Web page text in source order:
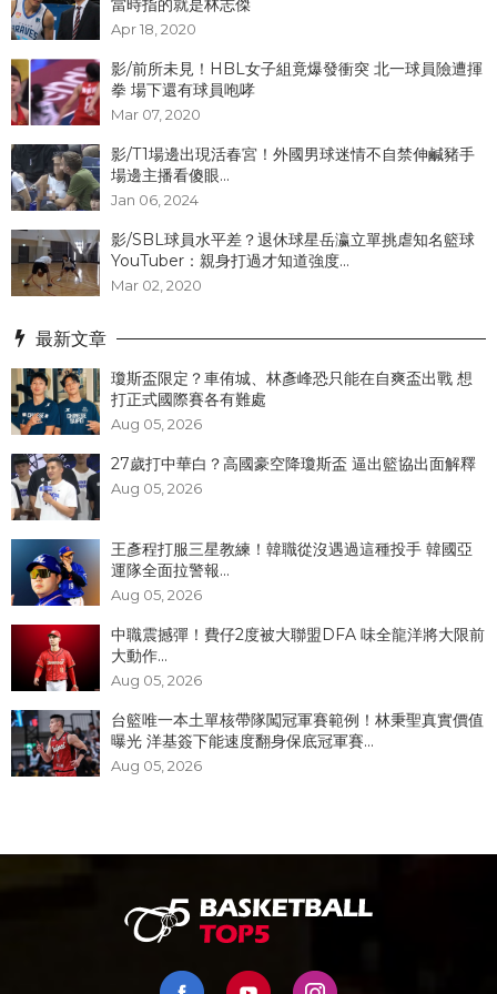
當時指的就是林志傑
Apr 18, 2020
影/前所未見！HBL女子組竟爆發衝突 北一球員險遭揮
拳 場下還有球員咆哮
Mar 07, 2020
影/T1場邊出現活春宮！外國男球迷情不自禁伸鹹豬手
場邊主播看傻眼...
Jan 06, 2024
影/SBL球員水平差？退休球星岳瀛立單挑虐知名籃球
YouTuber：親身打過才知道強度...
Mar 02, 2020
最新文章
瓊斯盃限定？車侑城、林彥峰恐只能在自爽盃出戰 想
打正式國際賽各有難處
Aug 05, 2026
27歲打中華白？高國豪空降瓊斯盃 逼出籃協出面解釋
Aug 05, 2026
王彥程打服三星教練！韓職從沒遇過這種投手 韓國亞
運隊全面拉警報...
Aug 05, 2026
中職震撼彈！費仔2度被大聯盟DFA 味全龍洋將大限前
大動作...
Aug 05, 2026
台籃唯一本土單核帶隊闖冠軍賽範例！林秉聖真實價值
曝光 洋基簽下能速度翻身保底冠軍賽...
Aug 05, 2026